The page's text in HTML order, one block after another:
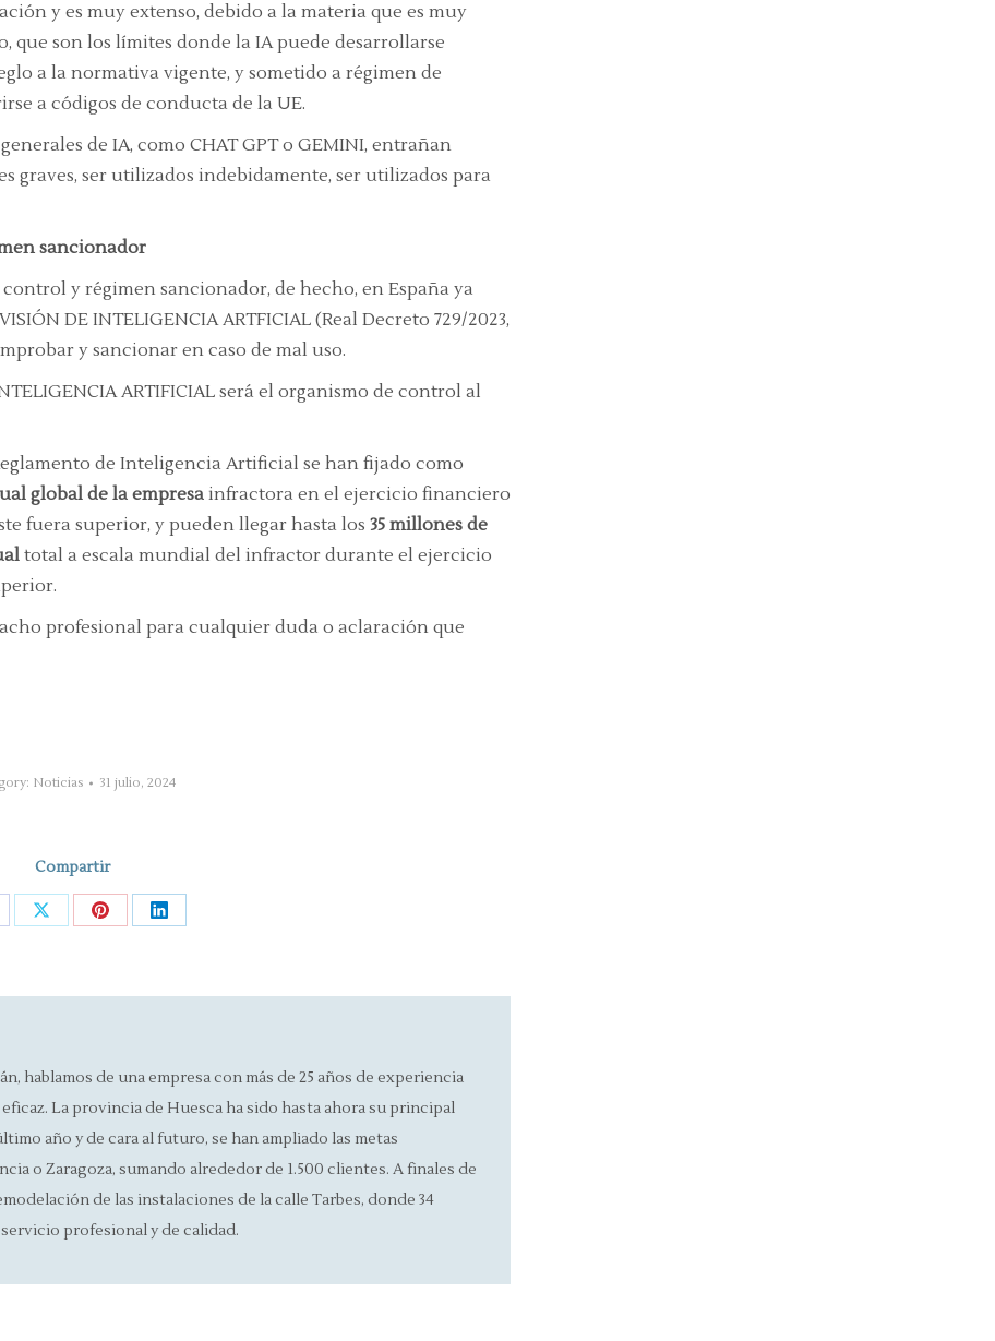
y es muy extenso, debido a la materia que es muy
que son los límites donde la IA puede desarrollarse
a la normativa vigente, y sometido a régimen de
a códigos de conducta de la UE.
de IA, como CHAT GPT o GEMINI, entrañan
graves, ser utilizados indebidamente, ser utilizados para
sancionador
y régimen sancionador, de hecho, en España ya
DE INTELIGENCIA ARTFICIAL (Real Decreto 729/2023,
y sancionar en caso de mal uso.
ARTIFICIAL será el organismo de control al
de Inteligencia Artificial se han fijado como
global de la empresa infractora en el ejercicio financiero
fuera superior, y pueden llegar hasta los 35 millones de
total a escala mundial del infractor durante el ejercicio
profesional para cualquier duda o aclaración que
Noticias 31 julio, 2024
Compartir
Share Share Share
hablamos de una empresa con más de 25 años de experiencia
La provincia de Huesca ha sido hasta ahora su principal
año y de cara al futuro, se han ampliado las metas
o Zaragoza, sumando alrededor de 1.500 clientes. A finales de
de las instalaciones de la calle Tarbes, donde 34
profesional y de calidad.